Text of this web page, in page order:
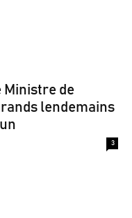
Ministre de
lendemains
3